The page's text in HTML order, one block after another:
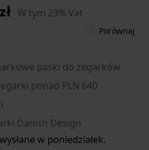
W tym 23% Vat
Porównaj
paski do zegarków
ponad PLN 640
Danish Design
w poniedziałek.